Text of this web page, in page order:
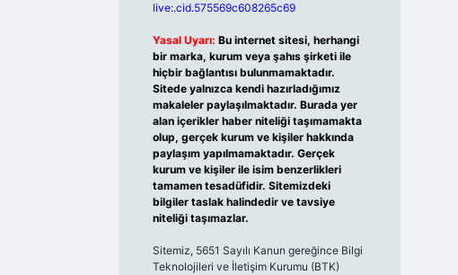
live:.cid.575569c608265c69
Yasal Uyarı: Bu internet sitesi, herhangi
bir marka, kurum veya şahıs şirketi ile
hiçbir bağlantısı bulunmamaktadır.
Sitede yalnızca kendi hazırladığımız
makaleler paylaşılmaktadır. Burada yer
alan içerikler haber niteliği taşımamakta
olup, gerçek kurum ve kişiler hakkında
paylaşım yapılmamaktadır. Gerçek
kurum ve kişiler ile isim benzerlikleri
tamamen tesadüfidir. Sitemizdeki
bilgiler taslak halindedir ve tavsiye
niteliği taşımazlar.
Sitemiz, 5651 Sayılı Kanun gereğince Bilgi
Teknolojileri ve İletişim Kurumu (BTK)